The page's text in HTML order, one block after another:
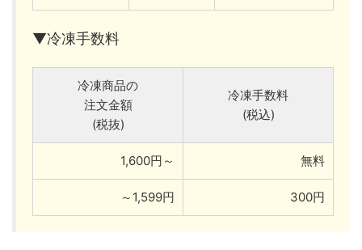
▼冷凍手数料
冷凍商品の
注文金額
(税抜)
冷凍手数料
(税込)
1,600円～ 無料
～1,599円 300円